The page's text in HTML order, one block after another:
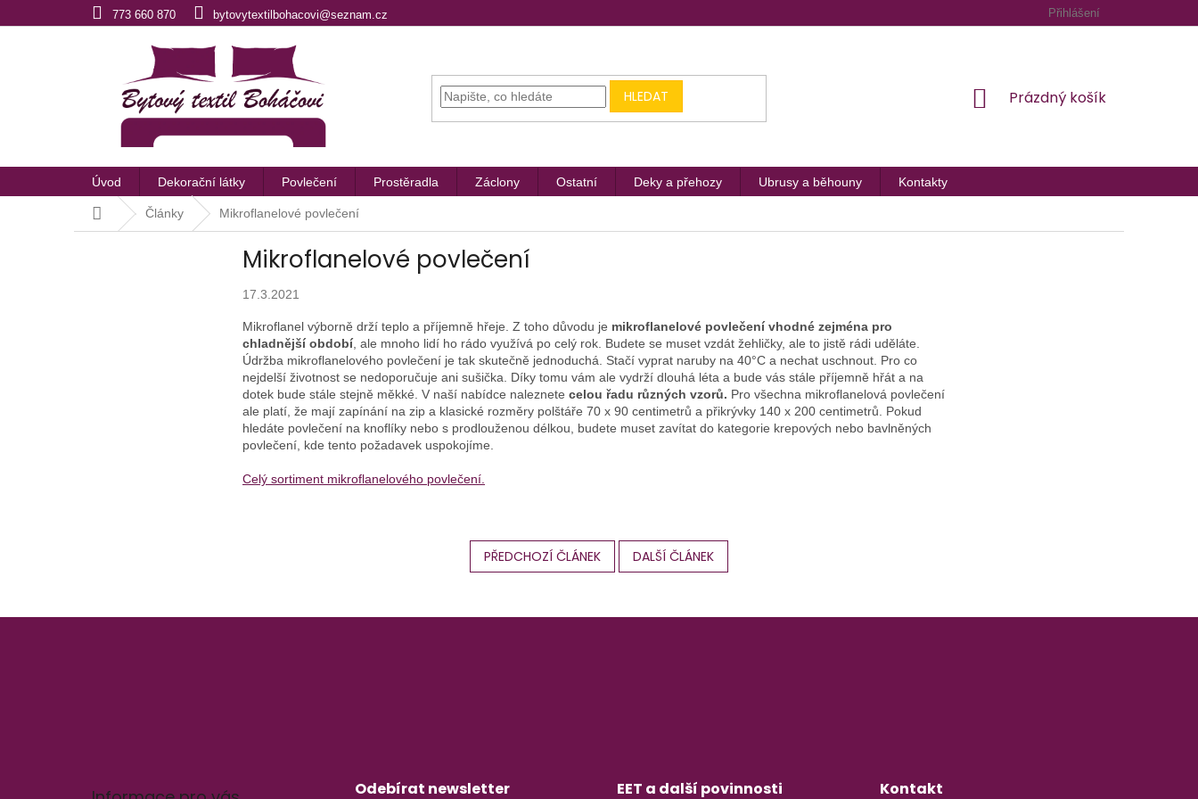
na
773 660 870 bytovytextilbohacovi@seznam.cz Přihlášení
HLEDAT
NÁKUPNÍ
Prázdný košík
Úvod Dekorační látky Povlečení Prostěradla Záclony Ostatní Deky a přehozy Ubrusy a běhouny Kontakty
Domů Články Mikroflanelové povlečení
Mikroflanelové povlečení
17.3.2021
Mikroflanel výborně drží teplo a příjemně hřeje. Z toho důvodu je mikroflanelové povlečení vhodné zejména pro
chladnější období, ale mnoho lidí ho rádo využívá po celý rok. Budete se muset vzdát žehličky, ale to jistě rádi uděláte.
Údržba mikroflanelového povlečení je tak skutečně jednoduchá. Stačí vyprat naruby na 40°C a nechat uschnout. Pro co
nejdelší životnost se nedoporučuje ani sušička. Díky tomu vám ale vydrží dlouhá léta a bude vás stále příjemně hřát a na
dotek bude stále stejně měkké. V naší nabídce naleznete celou řadu různých vzorů. Pro všechna mikroflanelová povlečení
ale platí, že mají zapínání na zip a klasické rozměry polštáře 70 x 90 centimetrů a přikrývky 140 x 200 centimetrů. Pokud
hledáte povlečení na knoflíky nebo s prodlouženou délkou, budete muset zavítat do kategorie krepových nebo bavlněných
povlečení, kde tento požadavek uspokojíme.
Celý sortiment mikroflanelového povlečení.
PŘEDCHOZÍ ČLÁNEK DALŠÍ ČLÁNEK
Odebírat newsletter EET a další povinnosti Kontakt